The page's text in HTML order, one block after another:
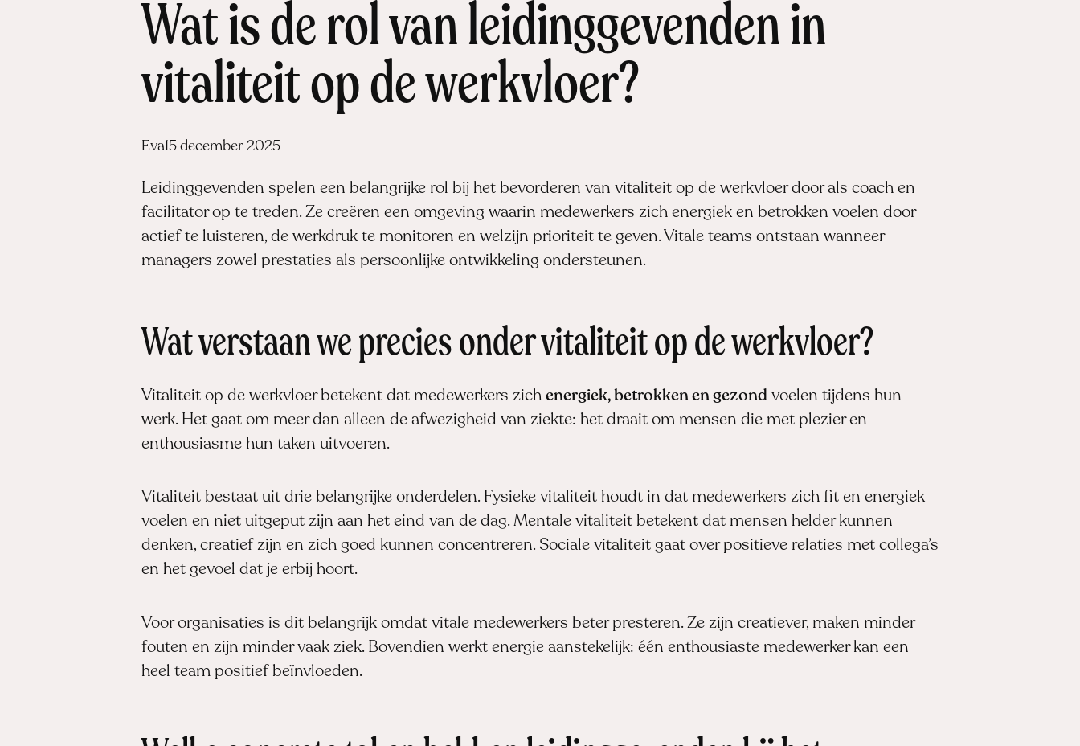
Wat is de rol van leidinggevenden in
vitaliteit op de werkvloer?
Posted
Eva15 december 2025
Leidinggevenden spelen een belangrijke rol bij het bevorderen van vitaliteit op de werkvloer door als coach en
facilitator op te treden. Ze creëren een omgeving waarin medewerkers zich energiek en betrokken voelen door
actief te luisteren, de werkdruk te monitoren en welzijn prioriteit te geven. Vitale teams ontstaan wanneer
managers zowel prestaties als persoonlijke ontwikkeling ondersteunen.
Wat verstaan we precies onder vitaliteit op de werkvloer?
Vitaliteit op de werkvloer betekent dat medewerkers zich energiek, betrokken en gezond voelen tijdens hun
werk. Het gaat om meer dan alleen de afwezigheid van ziekte: het draait om mensen die met plezier en
enthousiasme hun taken uitvoeren.
Vitaliteit bestaat uit drie belangrijke onderdelen. Fysieke vitaliteit houdt in dat medewerkers zich fit en energiek
voelen en niet uitgeput zijn aan het eind van de dag. Mentale vitaliteit betekent dat mensen helder kunnen
denken, creatief zijn en zich goed kunnen concentreren. Sociale vitaliteit gaat over positieve relaties met collega’s
en het gevoel dat je erbij hoort.
Voor organisaties is dit belangrijk omdat vitale medewerkers beter presteren. Ze zijn creatiever, maken minder
fouten en zijn minder vaak ziek. Bovendien werkt energie aanstekelijk: één enthousiaste medewerker kan een
heel team positief beïnvloeden.